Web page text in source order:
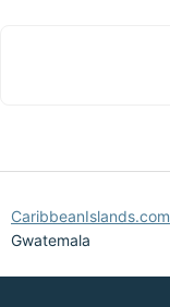
CaribbeanIslands.com
Gwatemala